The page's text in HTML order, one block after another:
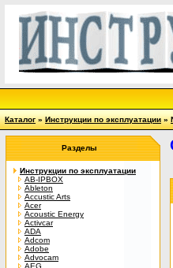
Каталог»Инструкции по эксплуатации»
Разделы
Инструкции по эксплуатации
AB-IPBOX
Ableton
Accustic Arts
Acer
Acoustic Energy
Activcar
ADA
Adcom
Adobe
Advocam
AEG